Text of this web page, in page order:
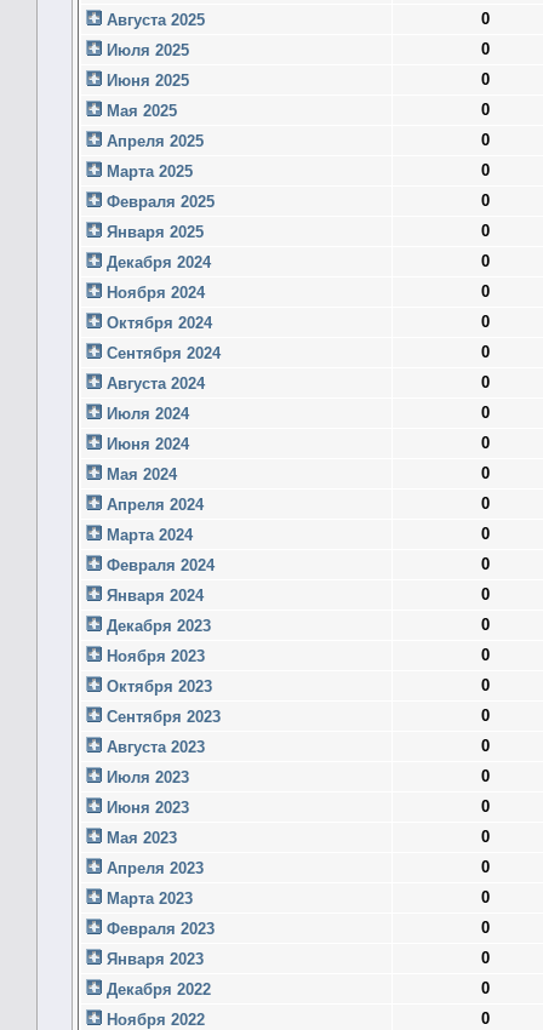
Августа 2025
0
Июля 2025
0
Июня 2025
0
Мая 2025
0
Апреля 2025
0
Марта 2025
0
Февраля 2025
0
Января 2025
0
Декабря 2024
0
Ноября 2024
0
Октября 2024
0
Сентября 2024
0
Августа 2024
0
Июля 2024
0
Июня 2024
0
Мая 2024
0
Апреля 2024
0
Марта 2024
0
Февраля 2024
0
Января 2024
0
Декабря 2023
0
Ноября 2023
0
Октября 2023
0
Сентября 2023
0
Августа 2023
0
Июля 2023
0
Июня 2023
0
Мая 2023
0
Апреля 2023
0
Марта 2023
0
Февраля 2023
0
Января 2023
0
Декабря 2022
0
Ноября 2022
0